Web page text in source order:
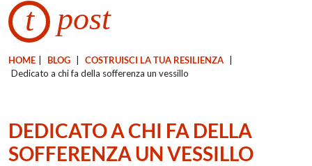
t post
HOME BLOG COSTRUISCI LA TUA RESILIENZA
Dedicato a chi fa della sofferenza un vessillo
DEDICATO A CHI FA DELLA
SOFFERENZA UN VESSILLO